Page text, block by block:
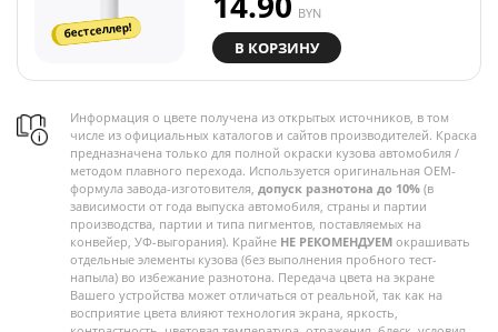
бестселлер!
BYN
В КОРЗИНУ
Информация о цвете получена из открытых источников, в том
числе из официальных каталогов и сайтов производителей. Краска
предназначена только для полной окраски кузова автомобиля /
методом плавного перехода. Используется оригинальная OEM-
формула завода-изготовителя, допуск разнотона до 10% (в
зависимости от года выпуска автомобиля, страны и партии
производства, партии и типа пигментов, поставляемых на
конвейер, УФ-выгорания). Крайне НЕ РЕКОМЕНДУЕМ окрашивать
отдельные элементы кузова (без выполнения пробного тест-
напыла) во избежание разнотона. Передача цвета на экране
Вашего устройства может отличаться от реальной, так как на
восприятие цвета влияют технология экрана, яркость,